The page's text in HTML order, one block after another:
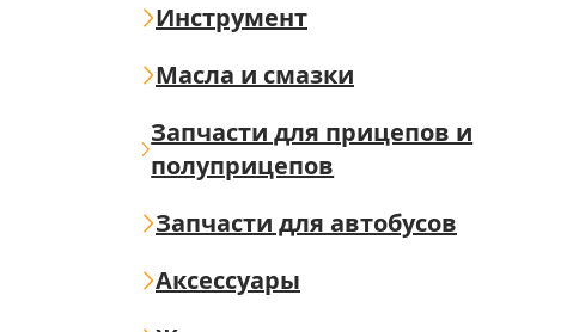
Инструмент
Масла и смазки
Запчасти для прицепов и
полуприцепов
Запчасти для автобусов
Аксессуары